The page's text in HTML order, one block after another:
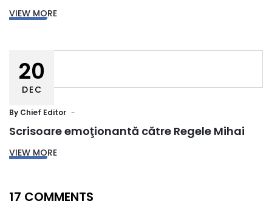
VIEW MORE
20
DEC
By Chief Editor
Scrisoare emoţionantă către Regele Mihai
VIEW MORE
17 COMMENTS